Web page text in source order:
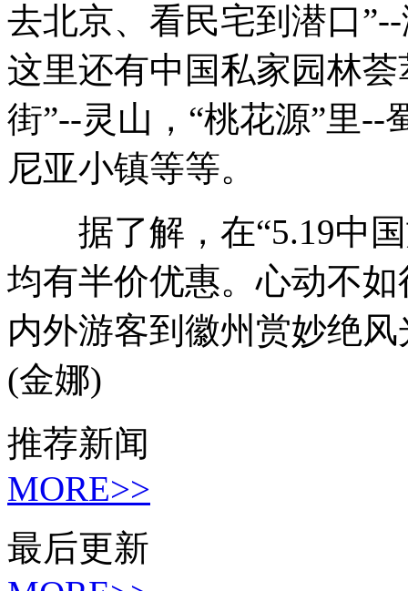
去北京、看民宅到潜口
这里还有中国私家园林
街”--灵山，“桃花源”里
尼亚小镇等等。
据了解，在“5.19中国
均有半价优惠。心动不
内外游客到徽州赏妙绝
(金娜)
推荐新闻
MORE>>
最后更新